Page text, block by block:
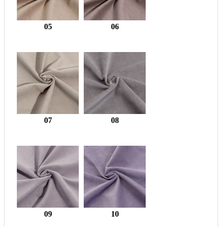
05 06
07 08
09 10